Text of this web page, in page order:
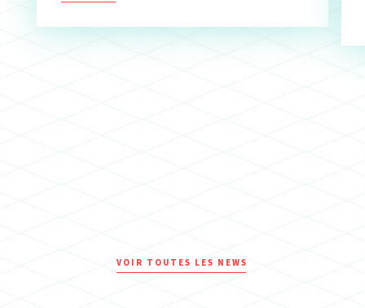
VOIR TOUTES LES NEWS